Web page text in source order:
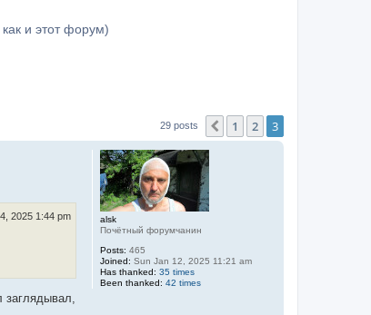
и этот форум)
29 posts Previous
1 2 3
alsk
Почётный форумчанин
Posts: 465
Joined: Sun Jan 12, 2025 11:21 am
Has thanked: 35 times
Been thanked: 42 times
2025 1:44 pm
заглядывал,